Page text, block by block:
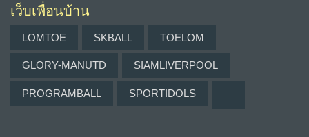
เว็บเพื่อนบ้าน
LOMTOE SKBALL TOELOM
GLORY-MANUTD SIAMLIVERPOOL
PROGRAMBALL SPORTIDOLS